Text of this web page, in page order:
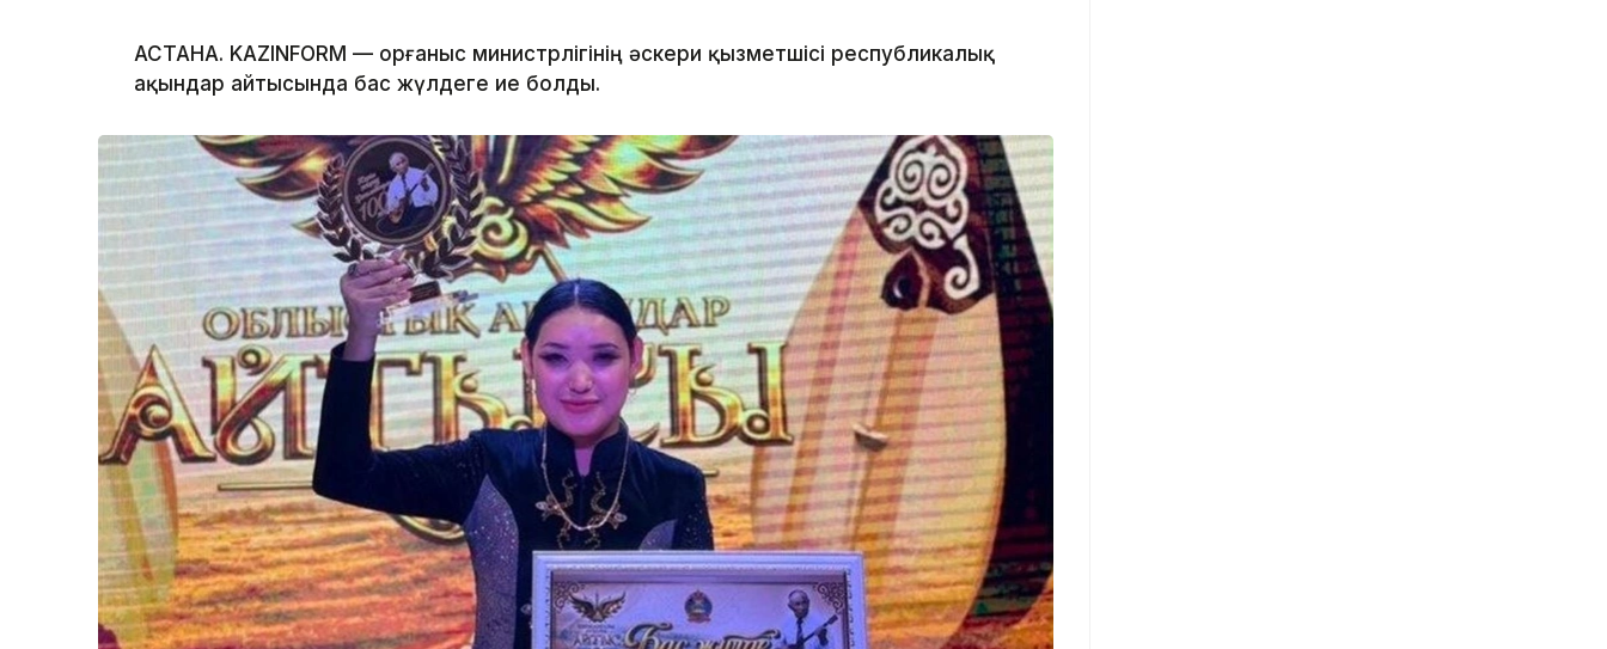
АСТАНА. KAZINFORM — Қорғаныс министрлігінің әскери қызметшісі республикалық
ақындар айтысында бас жүлдеге ие болды.